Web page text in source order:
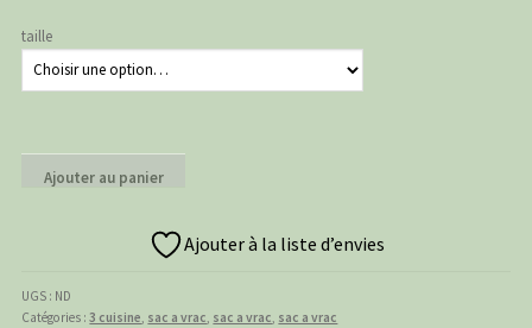
taille
géométrique
noir
Ajouter au panier
Ajouter à la liste d’envies
UGS : ND
Catégories :3 cuisine, sac a vrac, sac a vrac, sac a vrac